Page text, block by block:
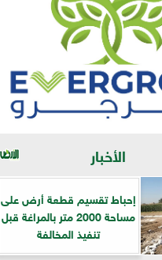
الأخبار
إحباط تقسيم قطعة أرض على
مساحة 2000 متر بالمراغة قبل
تنفيذ المخالفة